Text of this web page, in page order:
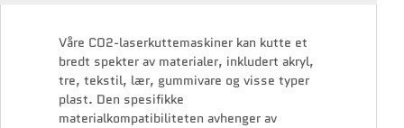
Våre CO2-laserkuttemaskiner kan kutte et
bredt spekter av materialer, inkludert akryl,
tre, tekstil, lær, gummivare og visse typer
plast. Den spesifikke
materialkompatibiliteten avhenger av